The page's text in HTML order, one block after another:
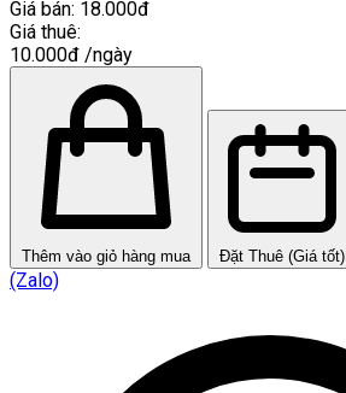
Giá bán: 18.000đ
Giá thuê:
10.000đ /ngày
Thêm vào giỏ hàng mua Đặt Thuê (Giá tốt)
(Zalo)